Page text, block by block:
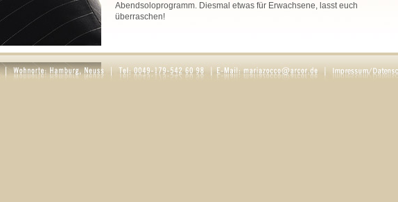
Abendsoloprogramm. Diesmal etwas für Erwachsene, lasst euch
überraschen!